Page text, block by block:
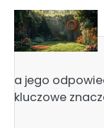
a jego
kluczowe